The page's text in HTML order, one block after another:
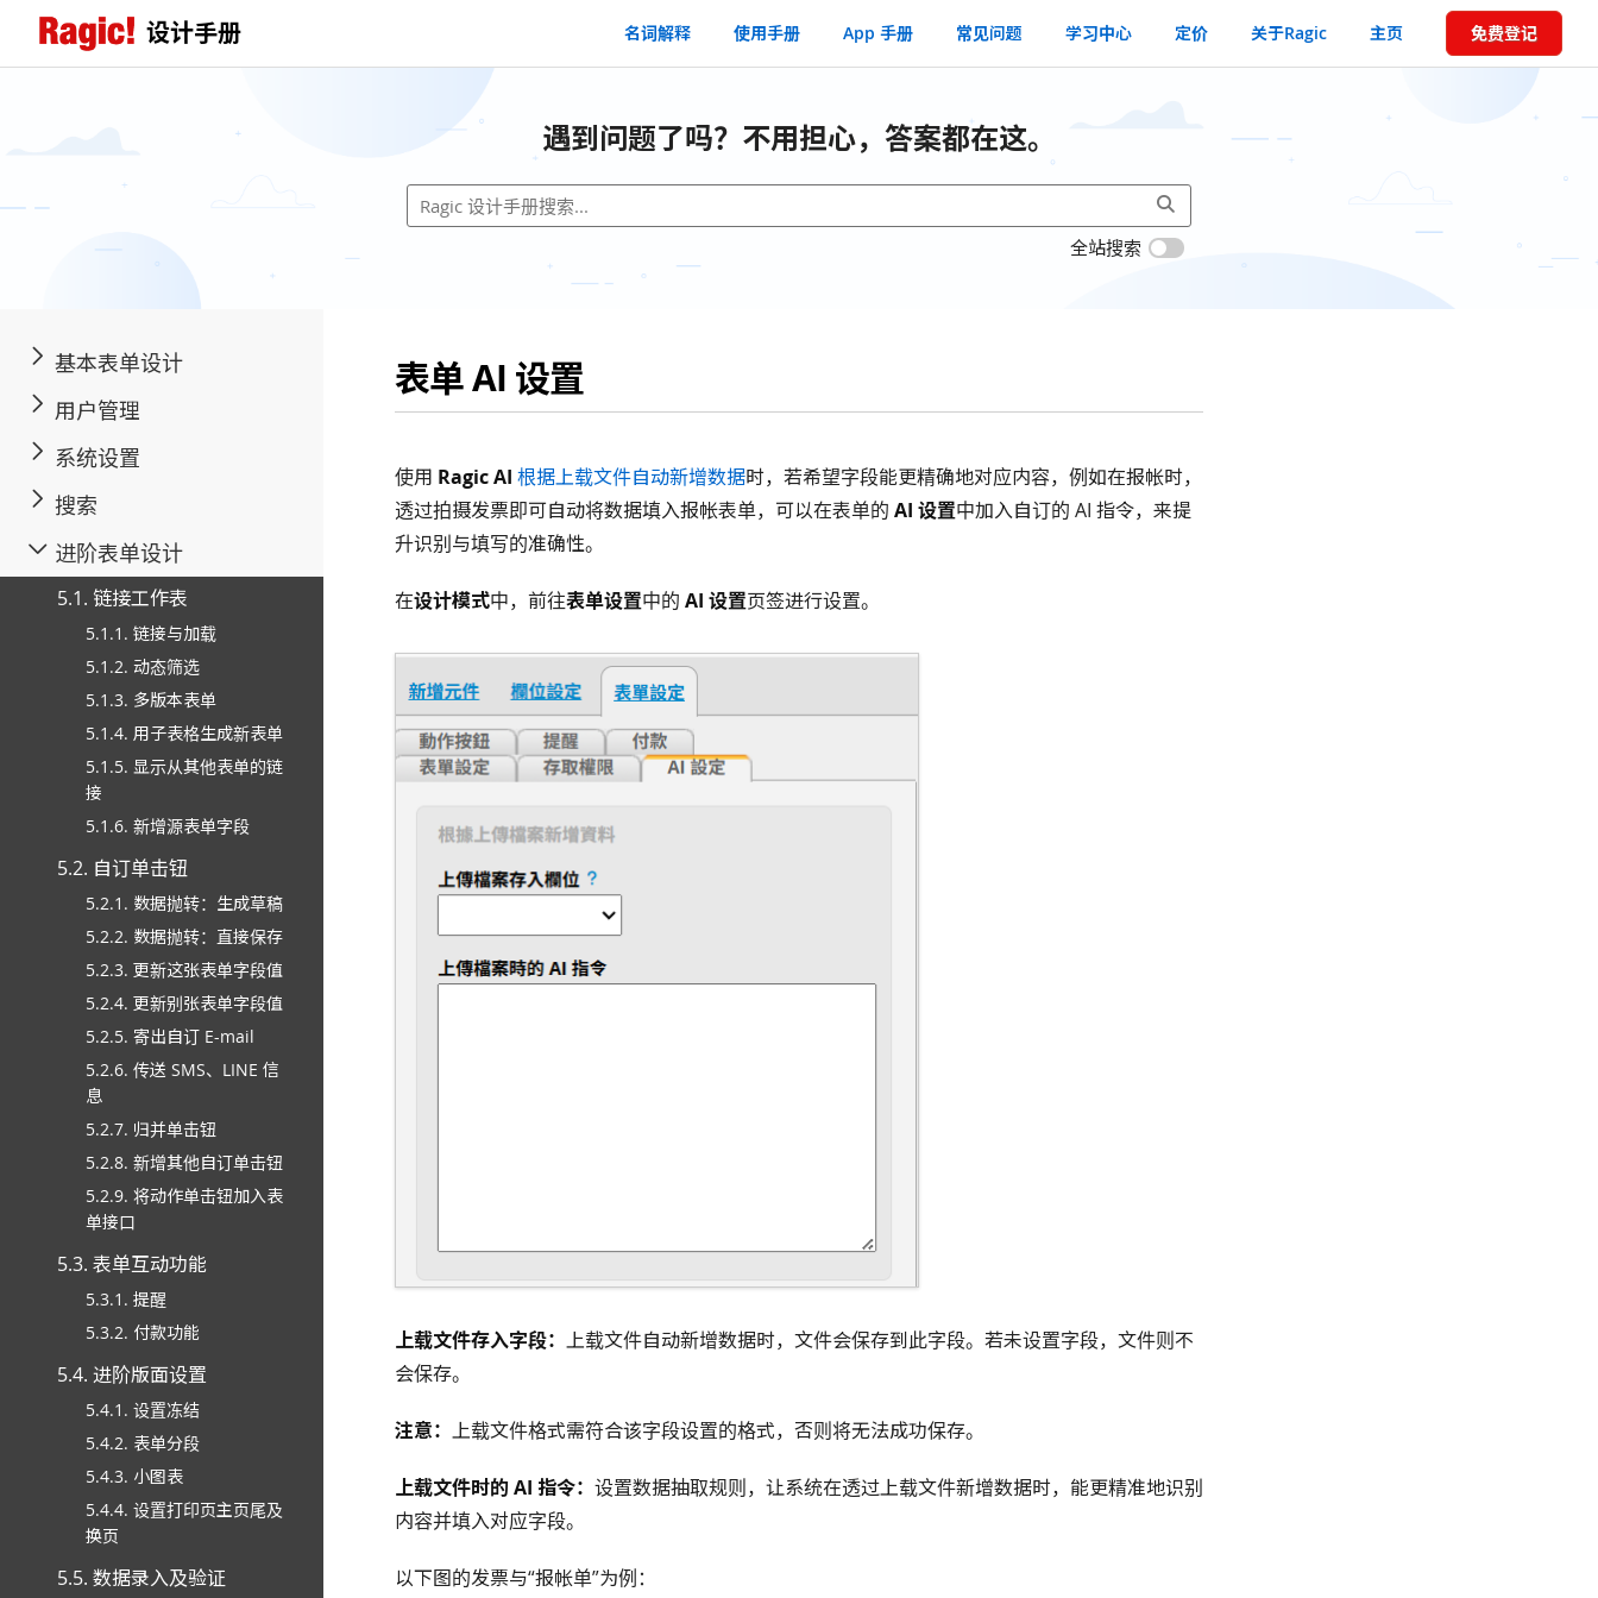
设计手册 名词解释 使用手册 App 手册 常见问题 学习中心 定价 关于Ragic 主页 免费登记
遇到问题了吗？不用担心，答案都在这。
全站搜索
基本表单设计
用户管理
系统设置
搜索
进阶表单设计
5.1. 链接工作表
5.1.1. 链接与加载
5.1.2. 动态筛选
5.1.3. 多版本表单
5.1.4. 用子表格生成新表单
5.1.5. 显示从其他表单的链
接
5.1.6. 新增源表单字段
5.2. 自订单击钮
5.2.1. 数据抛转：生成草稿
5.2.2. 数据抛转：直接保存
5.2.3. 更新这张表单字段值
5.2.4. 更新别张表单字段值
5.2.5. 寄出自订 E-mail
5.2.6. 传送 SMS、LINE 信
息
5.2.7. 归并单击钮
5.2.8. 新增其他自订单击钮
5.2.9. 将动作单击钮加入表
单接口
5.3. 表单互动功能
5.3.1. 提醒
5.3.2. 付款功能
5.4. 进阶版面设置
5.4.1. 设置冻结
5.4.2. 表单分段
5.4.3. 小图表
5.4.4. 设置打印页主页尾及
换页
5.5. 数据录入及验证
表单 AI 设置
使用 Ragic AI 根据上载文件自动新增数据时，若希望字段能更精确地对应内容，例如在报帐时，
透过拍摄发票即可自动将数据填入报帐表单，可以在表单的 AI 设置中加入自订的 AI 指令，来提
升识别与填写的准确性。
在设计模式中，前往表单设置中的 AI 设置页签进行设置。
上载文件存入字段： 上载文件自动新增数据时，文件会保存到此字段。若未设置字段，文件则不
会保存。
注意： 上载文件格式需符合该字段设置的格式，否则将无法成功保存。
上载文件时的 AI 指令： 设置数据抽取规则，让系统在透过上载文件新增数据时，能更精准地识别
内容并填入对应字段。
以下图的发票与“报帐单”为例：